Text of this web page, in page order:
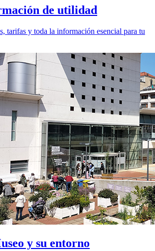
de utilidad
tarifas y toda la información esencial para tu
y su entorno